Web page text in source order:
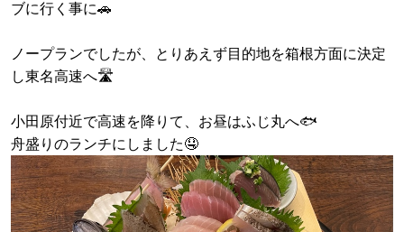
ブに行く事に🚗
ノープランでしたが、とりあえず目的地を箱根方面に決定
し東名高速へ🛣️
小田原付近で高速を降りて、お昼はふじ丸へ🐟
舟盛りのランチにしました🤤